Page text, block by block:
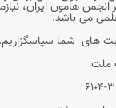
هامون ایران،
می باشد.
های شما سپاسگزاریم.
ملت
۸٠۲۹